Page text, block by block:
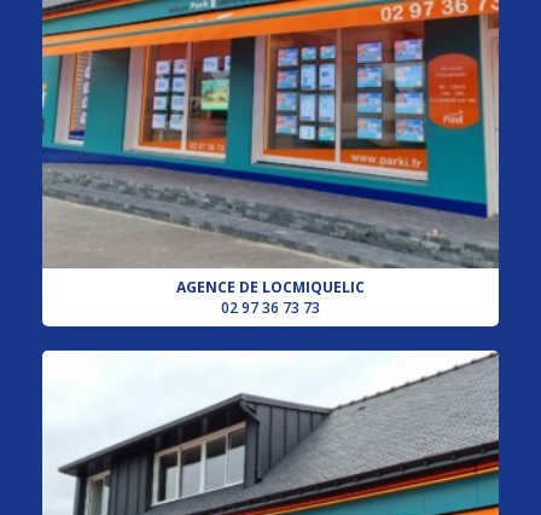
AGENCE DE LOCMIQUELIC
02 97 36 73 73